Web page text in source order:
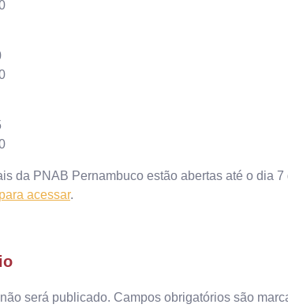
da PNAB Pernambuco estão abertas até o dia
acessar.
será publicado. Campos obrigatórios são